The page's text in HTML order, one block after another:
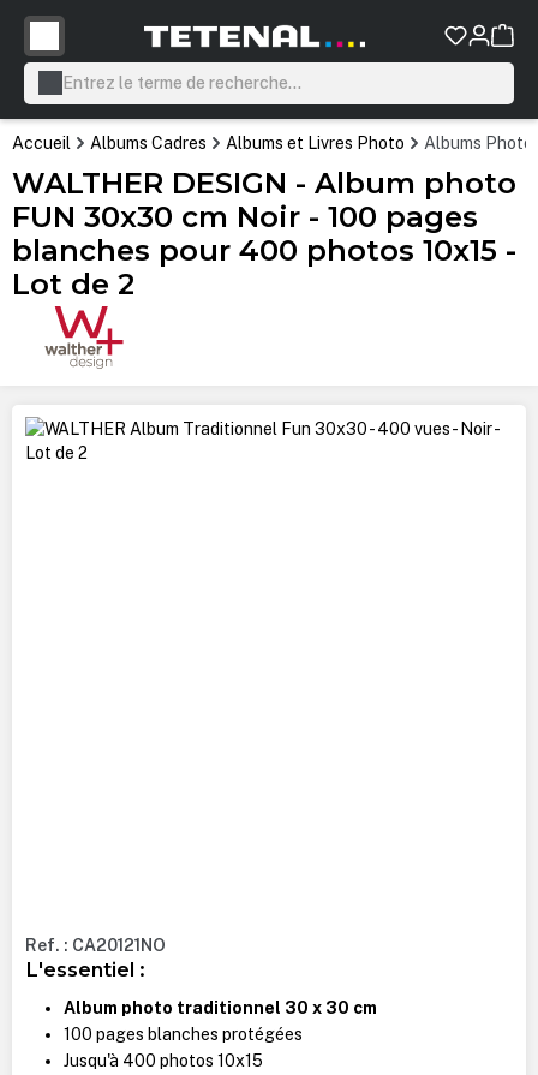
principal
Accueil Albums Cadres Albums et Livres Photo Albums Photo
WALTHER DESIGN - Album photo
FUN 30x30 cm Noir - 100 pages
blanches pour 400 photos 10x15 -
Lot de 2
Ignorer la galerie d'images
Ref. : CA20121NO
L'essentiel :
Album photo traditionnel 30 x 30 cm
100 pages blanches protégées
Jusqu'à 400 photos 10x15